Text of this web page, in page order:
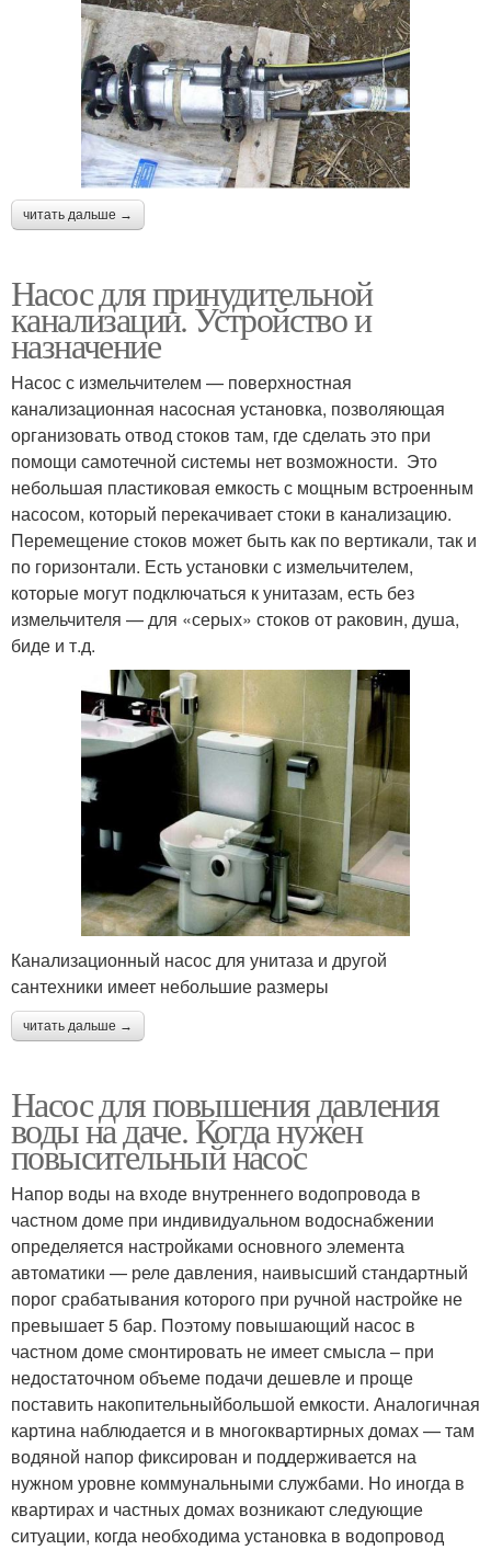
читать дальше →
Насос для принудительной
канализации. Устройство и
назначение
Насос с измельчителем — поверхностная
канализационная насосная установка, позволяющая
организовать отвод стоков там, где сделать это при
помощи самотечной системы нет возможности. Это
небольшая пластиковая емкость с мощным встроенным
насосом, который перекачивает стоки в канализацию.
Перемещение стоков может быть как по вертикали, так и
по горизонтали. Есть установки с измельчителем,
которые могут подключаться к унитазам, есть без
измельчителя — для «серых» стоков от раковин, душа,
биде и т.д.
Канализационный насос для унитаза и другой
сантехники имеет небольшие размеры
читать дальше →
Насос для повышения давления
воды на даче. Когда нужен
повысительный насос
Напор воды на входе внутреннего водопровода в
частном доме при индивидуальном водоснабжении
определяется настройками основного элемента
автоматики — реле давления, наивысший стандартный
порог срабатывания которого при ручной настройке не
превышает 5 бар. Поэтому повышающий насос в
частном доме смонтировать не имеет смысла – при
недостаточном объеме подачи дешевле и проще
поставить накопительныйбольшой емкости. Аналогичная
картина наблюдается и в многоквартирных домах — там
водяной напор фиксирован и поддерживается на
нужном уровне коммунальными службами. Но иногда в
квартирах и частных домах возникают следующие
ситуации, когда необходима установка в водопровод